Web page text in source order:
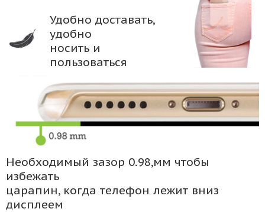
Удобно доставать,
удобно
носить и
пользоваться
Необходимый зазор 0.98,мм чтобы
избежать
царапин, когда телефон лежит вниз
дисплеем